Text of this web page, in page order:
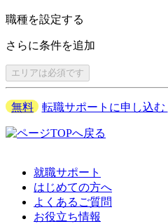
職種を設定する
さらに条件を追加
エリアは必須です
無料 転職サポートに申し込む
就職サポート
はじめての方へ
よくあるご質問
お役立ち情報